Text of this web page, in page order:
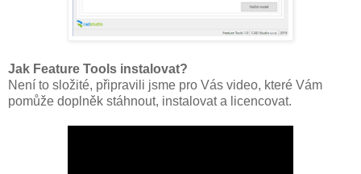
Jak Feature Tools instalovat?
Není to složité, připravili jsme pro Vás video, které Vám
pomůže doplněk stáhnout, instalovat a licencovat.